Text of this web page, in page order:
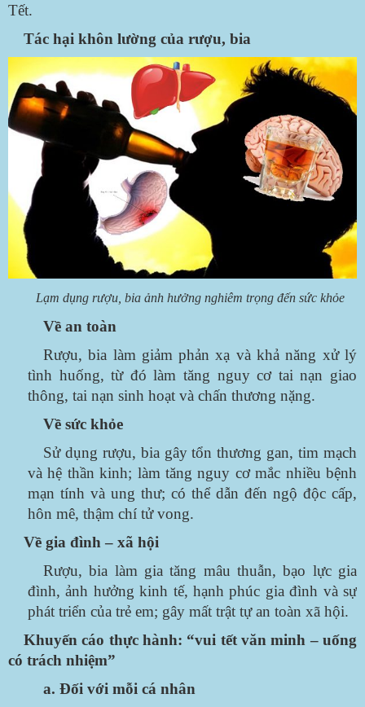
Tết.
Tác hại khôn lường của rượu, bia
Lạm dụng rượu, bia ảnh hưởng nghiêm trọng đến sức khỏe
Về an toàn
Rượu, bia làm giảm phản xạ và khả năng xử lý
tình huống, từ đó làm tăng nguy cơ tai nạn giao
thông, tai nạn sinh hoạt và chấn thương nặng.
Về sức khỏe
Sử dụng rượu, bia gây tổn thương gan, tim mạch
và hệ thần kinh; làm tăng nguy cơ mắc nhiều bệnh
mạn tính và ung thư; có thể dẫn đến ngộ độc cấp,
hôn mê, thậm chí tử vong.
Về gia đình – xã hội
Rượu, bia làm gia tăng mâu thuẫn, bạo lực gia
đình, ảnh hưởng kinh tế, hạnh phúc gia đình và sự
phát triển của trẻ em; gây mất trật tự an toàn xã hội.
Khuyến cáo thực hành: “vui tết văn minh – uống
có trách nhiệm”
a. Đối với mỗi cá nhân